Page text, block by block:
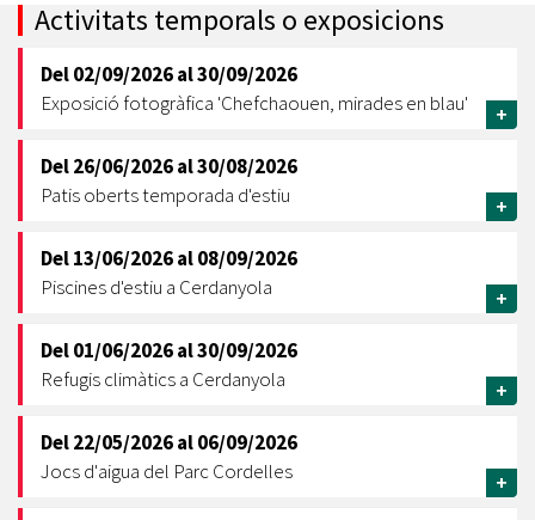
Activitats temporals o exposicions
Del02/09/2026al30/09/2026
Exposició fotogràfica 'Chefchaouen, mirades en blau'
+
Del26/06/2026al30/08/2026
Patis oberts temporada d'estiu
+
Del13/06/2026al08/09/2026
Piscines d'estiu a Cerdanyola
+
Del01/06/2026al30/09/2026
Refugis climàtics a Cerdanyola
+
Del22/05/2026al06/09/2026
Jocs d'aigua del Parc Cordelles
+